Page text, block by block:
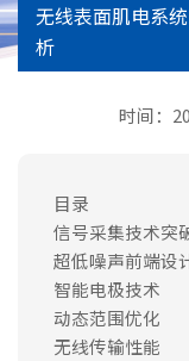
无线表面肌电系
析
时间：
目录
信号采集技术突
超低噪声前端设
智能电极技术
动态范围优化
无线传输性能